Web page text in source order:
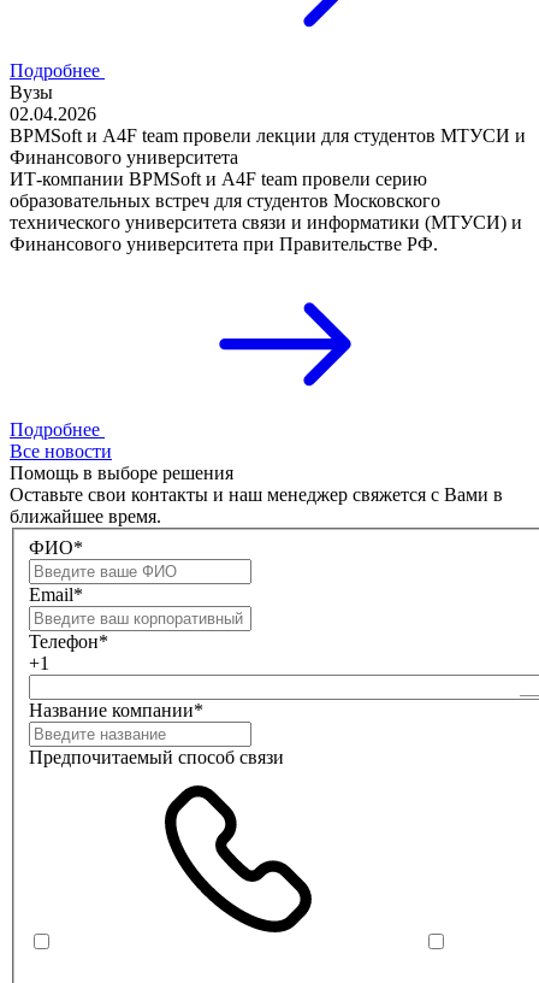
Подробнее
Вузы
02.04.2026
BPMSoft и A4F team провели лекции для студентов МТУСИ и
Финансового университета
ИТ-компании BPMSoft и A4F team провели серию
образовательных встреч для студентов Московского
технического университета связи и информатики (МТУСИ) и
Финансового университета при Правительстве РФ.
Подробнее
Все новости
Помощь в выборе решения
Оставьте свои контакты и наш менеджер свяжется с Вами в
ближайшее время.
ФИО*
Email*
Телефон*
+1
Название компании*
Предпочитаемый способ связи